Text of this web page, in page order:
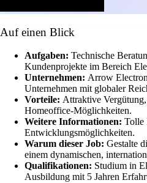
Auf einen Blick
Aufgaben: Technische
Kundenprojekte im Bereich
Unternehmen: Arrow
Unternehmen mit globaler
Vorteile: Attraktive
Homeoffice-Möglichkeiten.
Weitere Informationen: Tolle
Entwicklungsmöglichkeiten.
Warum dieser Job: Gestalte
einem dynamischen,
Qualifikationen: Studium in
Ausbildung mit 5 Jahren